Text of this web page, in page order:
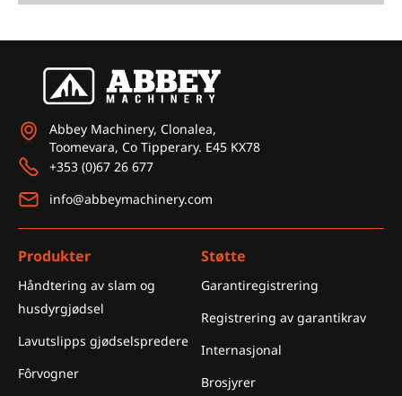
Abbey Machinery, Clonalea,
Toomevara, Co Tipperary. E45 KX78
+353 (0)67 26 677
info@abbeymachinery.com
Produkter
Håndtering av slam og
husdyrgjødsel
Lavutslipps gjødselspredere
Fôrvogner
Støtte
Garantiregistrering
Registrering av garantikrav
Internasjonal
Brosjyrer